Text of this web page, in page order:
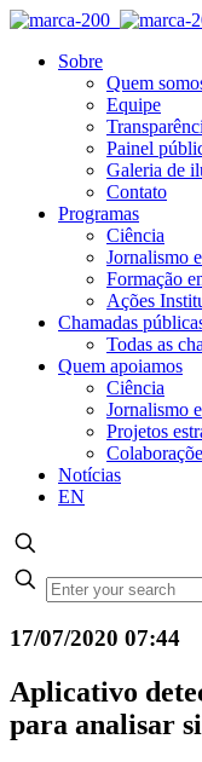
Sobre
Quem
Equipe
Painel
Galeria de
Contato
Programas
Ciência
Jornalismo
Formação
Ações
Chamadas
Todas as
Quem apoiamos
Ciência
Jornalismo
Projetos
Notícias
EN
17/07/2020 07:44
Aplicativo
para analisar